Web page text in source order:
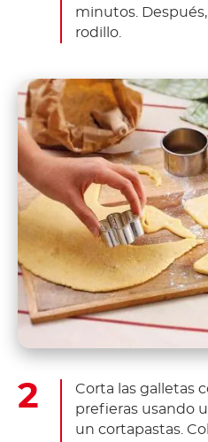
minutos.
rodillo.
Corta las galletas
prefieras usando
un cortapastas.